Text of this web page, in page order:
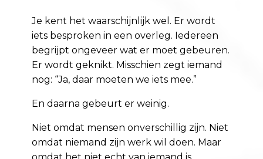
Je kent het waarschijnlijk wel. Er wordt
iets besproken in een overleg. Iedereen
begrijpt ongeveer wat er moet gebeuren.
Er wordt geknikt. Misschien zegt iemand
nog: “Ja, daar moeten we iets mee.”
En daarna gebeurt er weinig.
Niet omdat mensen onverschillig zijn. Niet
omdat niemand zijn werk wil doen. Maar